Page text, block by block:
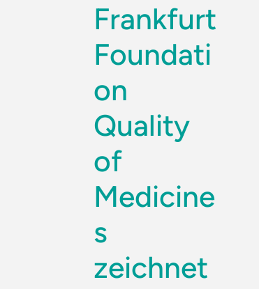
Frankfurt
Foundati
on
Quality
of
Medicine
s
zeichnet